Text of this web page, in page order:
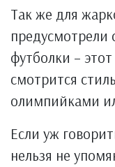
Так же для
футболки –
смотрится
олимпийками
Если уж
нельзя не